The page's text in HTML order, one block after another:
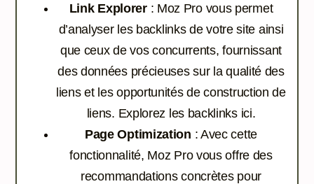
Link Explorer: Moz Pro vous permet
d’analyser les backlinks de votre site ainsi
que ceux de vos concurrents, fournissant
des données précieuses sur la qualité des
liens et les opportunités de construction de
liens. Explorez les backlinks ici.
Page Optimization : Avec cette
fonctionnalité, Moz Pro vous offre des
recommandations concrètes pour